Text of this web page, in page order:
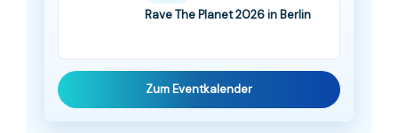
Rave The Planet 2026 in Berlin
Zum Eventkalender